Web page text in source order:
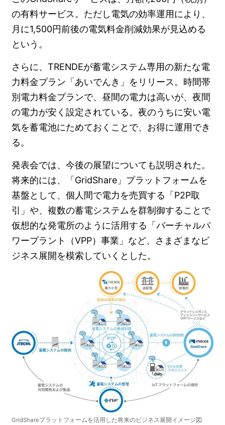
の有料サービス。ただし電気の効率運用により、
月に1,500円前後の電気料金削減効果が見込める
という。
さらに、TRENDEが蓄電システム専用の新たな電
力料金プラン「あいでんき」をリリース。時間帯
別電力料金プランで、昼間の電力は高いが、夜間
の電力が安く設定されている。夜のうちに安い電
気を蓄電池にためておくことで、お得に運用でき
る。
発表会では、今後の展望についても説明された。
将来的には、「GridShare」プラットフォームを
基盤として、個人間で電力を売買する「P2P取
引」や、複数の蓄電システムを群制御することで
仮想的な発電所のように活用する「バーチャルパ
ワープラント（VPP）事業」など、さまざまなビ
ジネス展開を模索していくとした。
GridShareプラットフォームを活用した将来のビジネス展開イメージ図